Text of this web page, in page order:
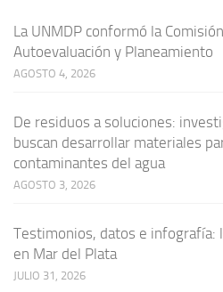
La UNMDP conformó la
Autoevaluación y Planeamiento
AGOSTO 4, 2026
De residuos a soluciones:
buscan desarrollar materiales
contaminantes del agua
AGOSTO 3, 2026
Testimonios, datos e infografía:
en Mar del Plata
JULIO 31, 2026